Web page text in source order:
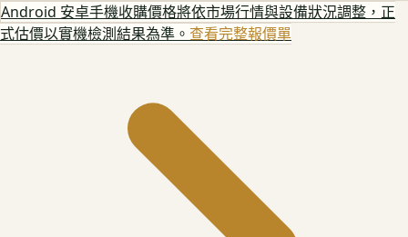
Android 安卓手機收購價格將依市場行情與設備狀況調整，正
式估價以實機檢測結果為準。 查看完整報價單